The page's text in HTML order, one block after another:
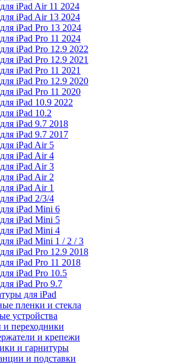
iPad Air 11 2024
iPad Air 13 2024
iPad Pro 13 2024
iPad Pro 11 2024
iPad Pro 12.9 2022
iPad Pro 12.9 2021
iPad Pro 11 2021
iPad Pro 12.9 2020
iPad Pro 11 2020
iPad 10.9 2022
iPad 10.2
iPad 9.7 2018
iPad 9.7 2017
iPad Air 5
iPad Air 4
iPad Air 3
iPad Air 2
iPad Air 1
iPad 2/3/4
iPad Mini 6
iPad Mini 5
iPad Mini 4
iPad Mini 1 / 2 / 3
iPad Pro 12.9 2018
iPad Pro 11 2018
iPad Pro 10.5
iPad Pro 9.7
для iPad
пленки и стекла
устройства
и переходники
и крепежи
и гарнитуры
и подставки